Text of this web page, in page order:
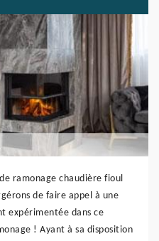
ramonage chaudière fioul
de faire appel à une
expérimentée dans ce
! Ayant à sa disposition